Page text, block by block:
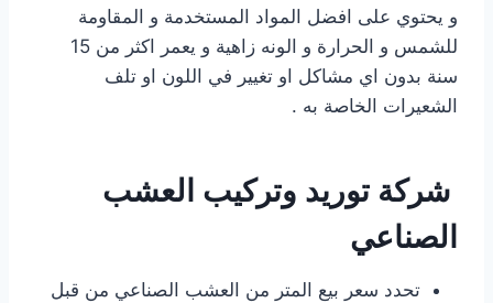
و يحتوي على افضل المواد المستخدمة و المقاومة
للشمس و الحرارة و الونه زاهية و يعمر اكثر من 15
سنة بدون اي مشاكل او تغيير في اللون او تلف
الشعيرات الخاصة به .
شركة توريد وتركيب العشب
الصناعي
تحدد سعر بيع المتر من العشب الصناعي من قبل